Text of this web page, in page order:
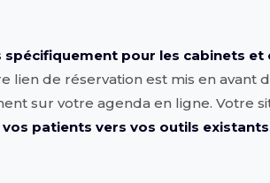
pour les cabinets et
lien de réservation est mis en avant
sur votre agenda en ligne. Votre
patients vers vos outils existants.